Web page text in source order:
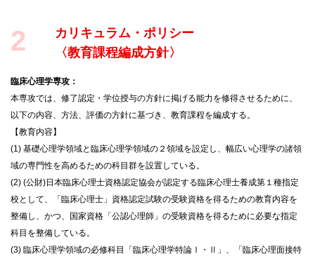
2
カリキュラム・ポリシー
〈教育課程編成方針〉
臨床心理学専攻：
本専攻では、修了認定・学位授与の方針に掲げる能力を修得させるために、
以下の内容、方法、評価の方針に基づき、教育課程を編成する。
【教育内容】
(1) 基礎心理学領域と臨床心理学領域の２領域を設定し、幅広い心理学の諸領
域の専門性を高めるための科目群を設置している。
(2) (公財)日本臨床心理士資格認定協会が認定する臨床心理士養成第１種指定
校として、「臨床心理士」資格認定試験の受験資格を得るための教育内容を
整備し、かつ、国家資格「公認心理師」の受験資格を得るために必要な指定
科目を整備している。
(3) 臨床心理学領域の必修科目「臨床心理学特論Ⅰ・Ⅱ」、「臨床心理面接特